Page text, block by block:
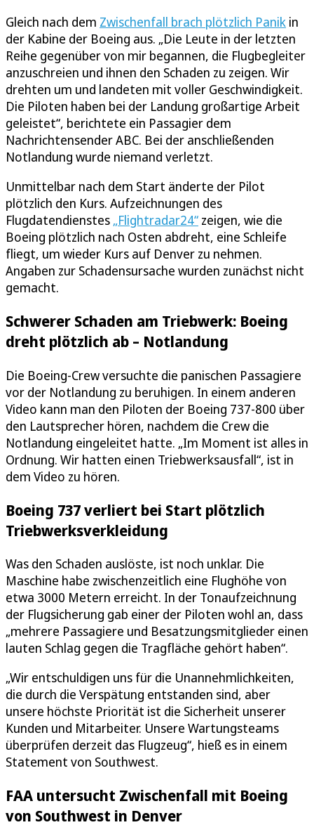
Gleich nach dem Zwischenfall brach plötzlich Panik in
der Kabine der Boeing aus. „Die Leute in der letzten
Reihe gegenüber von mir begannen, die Flugbegleiter
anzuschreien und ihnen den Schaden zu zeigen. Wir
drehten um und landeten mit voller Geschwindigkeit.
Die Piloten haben bei der Landung großartige Arbeit
geleistet“, berichtete ein Passagier dem
Nachrichtensender ABC. Bei der anschließenden
Notlandung wurde niemand verletzt.
Unmittelbar nach dem Start änderte der Pilot
plötzlich den Kurs. Aufzeichnungen des
Flugdatendienstes „Flightradar24“ zeigen, wie die
Boeing plötzlich nach Osten abdreht, eine Schleife
fliegt, um wieder Kurs auf Denver zu nehmen.
Angaben zur Schadensursache wurden zunächst nicht
gemacht.
Schwerer Schaden am Triebwerk: Boeing
dreht plötzlich ab – Notlandung
Die Boeing-Crew versuchte die panischen Passagiere
vor der Notlandung zu beruhigen. In einem anderen
Video kann man den Piloten der Boeing 737-800 über
den Lautsprecher hören, nachdem die Crew die
Notlandung eingeleitet hatte. „Im Moment ist alles in
Ordnung. Wir hatten einen Triebwerksausfall“, ist in
dem Video zu hören.
Boeing 737 verliert bei Start plötzlich
Triebwerksverkleidung
Was den Schaden auslöste, ist noch unklar. Die
Maschine habe zwischenzeitlich eine Flughöhe von
etwa 3000 Metern erreicht. In der Tonaufzeichnung
der Flugsicherung gab einer der Piloten wohl an, dass
„mehrere Passagiere und Besatzungsmitglieder einen
lauten Schlag gegen die Tragfläche gehört haben“.
„Wir entschuldigen uns für die Unannehmlichkeiten,
die durch die Verspätung entstanden sind, aber
unsere höchste Priorität ist die Sicherheit unserer
Kunden und Mitarbeiter. Unsere Wartungsteams
überprüfen derzeit das Flugzeug“, hieß es in einem
Statement von Southwest.
FAA untersucht Zwischenfall mit Boeing
von Southwest in Denver